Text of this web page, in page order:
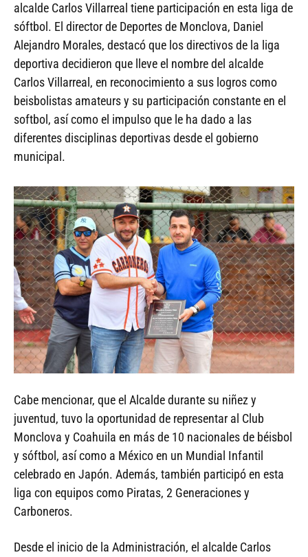
alcalde Carlos Villarreal tiene participación en esta liga de
sóftbol. El director de Deportes de Monclova, Daniel
Alejandro Morales, destacó que los directivos de la liga
deportiva decidieron que lleve el nombre del alcalde
Carlos Villarreal, en reconocimiento a sus logros como
beisbolistas amateurs y su participación constante en el
softbol, así como el impulso que le ha dado a las
diferentes disciplinas deportivas desde el gobierno
municipal.
Cabe mencionar, que el Alcalde durante su niñez y
juventud, tuvo la oportunidad de representar al Club
Monclova y Coahuila en más de 10 nacionales de béisbol
y sóftbol, así como a México en un Mundial Infantil
celebrado en Japón. Además, también participó en esta
liga con equipos como Piratas, 2 Generaciones y
Carboneros.
Desde el inicio de la Administración, el alcalde Carlos